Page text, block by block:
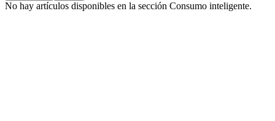
No hay artículos disponibles en la sección Consumo inteligente.